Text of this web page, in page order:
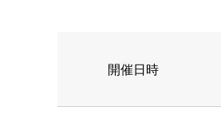
開催日時